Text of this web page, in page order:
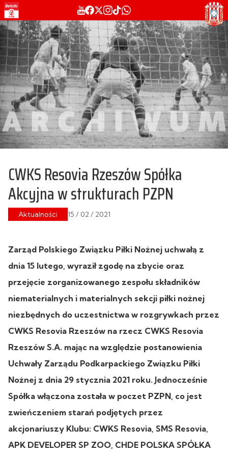
CWKS Resovia Rzeszów Spółka
Akcyjna w strukturach PZPN
Aktualności 15 / 02 / 2021
Zarząd Polskiego Związku Piłki Nożnej uchwałą z
dnia 15 lutego, wyraził zgodę na zbycie oraz
przejęcie zorganizowanego zespołu składników
niematerialnych i materialnych sekcji piłki nożnej
niezbędnych do uczestnictwa w rozgrywkach przez
CWKS Resovia Rzeszów na rzecz CWKS Resovia
Rzeszów S.A. mając na względzie postanowienia
Uchwały Zarządu Podkarpackiego Związku Piłki
Nożnej z dnia 29 stycznia 2021 roku. Jednocześnie
Spółka włączona została w poczet PZPN, co jest
zwieńczeniem starań podjętych przez
akcjonariuszy Klubu: CWKS Resovia, SMS Resovia,
APK DEVELOPER SP ZOO, CHDE POLSKA SPÓŁKA